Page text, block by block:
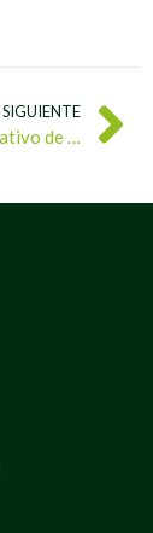
SIGUIENTE
Continúa operativo de control y consumo de baba y chigüire en Guárico